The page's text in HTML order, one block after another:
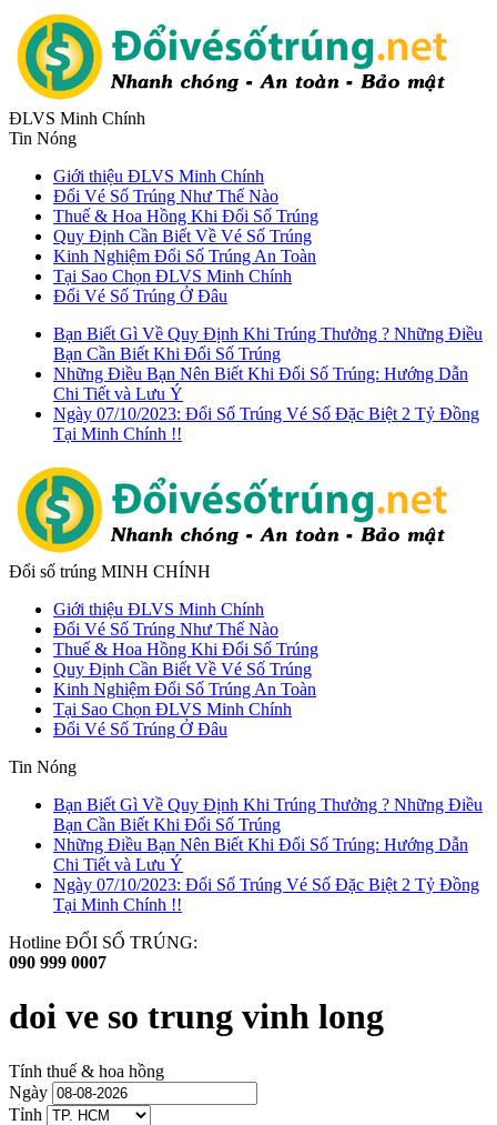
ĐLVS Minh Chính
Tin Nóng
Giới thiệu ĐLVS Minh Chính
Đổi Vé Số Trúng Như Thế Nào
Thuế & Hoa Hồng Khi Đổi Số Trúng
Quy Định Cần Biết Về Vé Số Trúng
Kinh Nghiệm Đổi Số Trúng An Toàn
Tại Sao Chọn ĐLVS Minh Chính
Đổi Vé Số Trúng Ở Đâu
Bạn Biết Gì Về Quy Định Khi Trúng Thưởng ? Những Điều
Bạn Cần Biết Khi Đổi Số Trúng
Những Điều Bạn Nên Biết Khi Đổi Số Trúng: Hướng Dẫn
Chi Tiết và Lưu Ý
Ngày 07/10/2023: Đổi Số Trúng Vé Số Đặc Biệt 2 Tỷ Đồng
Tại Minh Chính !!
Đổi số trúng MINH CHÍNH
Giới thiệu ĐLVS Minh Chính
Đổi Vé Số Trúng Như Thế Nào
Thuế & Hoa Hồng Khi Đổi Số Trúng
Quy Định Cần Biết Về Vé Số Trúng
Kinh Nghiệm Đổi Số Trúng An Toàn
Tại Sao Chọn ĐLVS Minh Chính
Đổi Vé Số Trúng Ở Đâu
Tin Nóng
Bạn Biết Gì Về Quy Định Khi Trúng Thưởng ? Những Điều
Bạn Cần Biết Khi Đổi Số Trúng
Những Điều Bạn Nên Biết Khi Đổi Số Trúng: Hướng Dẫn
Chi Tiết và Lưu Ý
Ngày 07/10/2023: Đổi Số Trúng Vé Số Đặc Biệt 2 Tỷ Đồng
Tại Minh Chính !!
Hotline ĐỔI SỐ TRÚNG:
090 999 0007
doi ve so trung vinh long
Tính thuế & hoa hồng
Ngày
Tỉnh